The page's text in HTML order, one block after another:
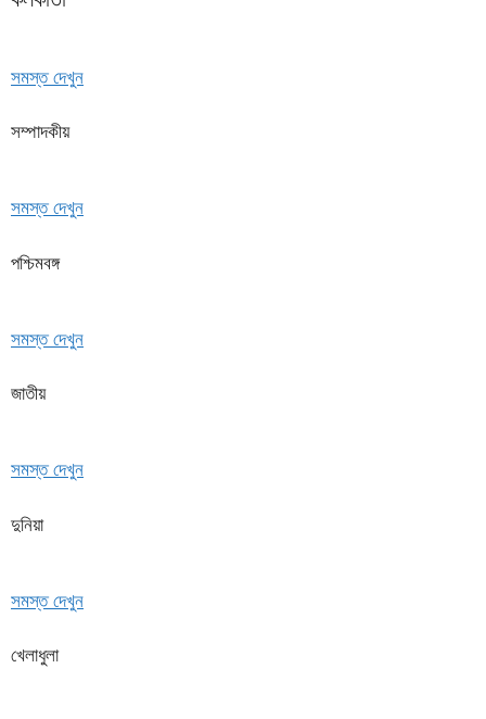
সমস্ত দেখুন
সম্পাদকীয়
সমস্ত দেখুন
পশ্চিমবঙ্গ
সমস্ত দেখুন
জাতীয়
সমস্ত দেখুন
দুনিয়া
সমস্ত দেখুন
খেলাধুলা